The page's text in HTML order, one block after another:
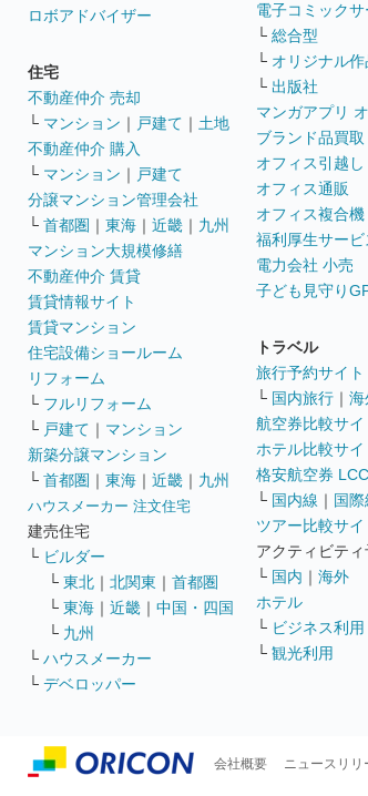
ロボアドバイザー
住宅
不動産仲介 売却
└ マンション ｜ 戸建て ｜ 土地
不動産仲介 購入
└ マンション ｜ 戸建て
分譲マンション管理会社
└ 首都圏 ｜ 東海 ｜ 近畿 ｜ 九州
マンション大規模修繕
不動産仲介 賃貸
賃貸情報サイト
賃貸マンション
住宅設備ショールーム
リフォーム
└ フルリフォーム
└ 戸建て ｜ マンション
新築分譲マンション
└ 首都圏 ｜ 東海 ｜ 近畿 ｜ 九州
ハウスメーカー 注文住宅
建売住宅
└ ビルダー
└ 東北 ｜ 北関東 ｜ 首都圏
└ 東海 ｜ 近畿 ｜ 中国・四国
└ 九州
└ ハウスメーカー
└ デベロッパー
電子コミックサ
└ 総合型
└ オリジナル
└ 出版社
マンガアプリ
ブランド品買
オフィス引越し
オフィス通販
オフィス複合機
福利厚生サービ
電力会社 小売
子ども見守り
トラベル
旅行予約サイト
└ 国内旅行 ｜ 海
航空券比較サイ
ホテル比較サイ
格安航空券 LCC
└ 国内線 ｜ 国際
ツアー比較サイ
アクティビティ
└ 国内 ｜ 海外
ホテル
└ ビジネス利用
└ 観光利用
会社概要 ニュースリリ